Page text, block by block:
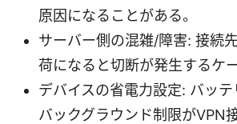
原因になることがある。
サーバー側の混雑/障害: 接続
荷になると切断が発生するケ
デバイスの省電力設定: バッ
バックグラウンド制限がVPN